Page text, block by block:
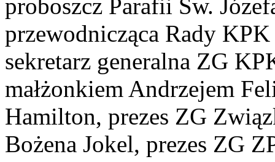
proboszcz Parafii Św.
przewodnicząca Rady
sekretarz generalna ZG
małżonkiem Andrzejem
Hamilton, prezes ZG
Bożena Jokel, prezes ZG